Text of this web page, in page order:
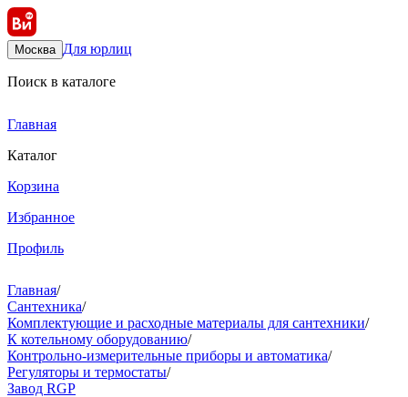
Москва Для юрлиц
Поиск в каталоге
Главная
Каталог
Корзина
Избранное
Профиль
Главная/
Сантехника/
Комплектующие и расходные материалы для сантехники/
К котельному оборудованию/
Контрольно-измерительные приборы и автоматика/
Регуляторы и термостаты/
Завод RGP